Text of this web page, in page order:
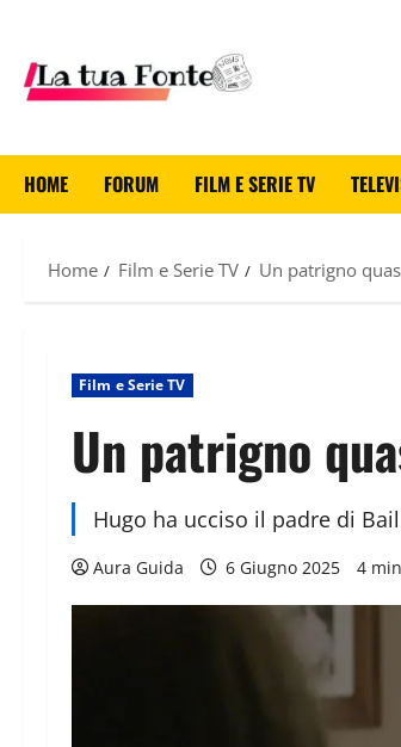
HOME FORUM FILM E SERIE TV
Home Film e Serie TV Un patrigno
Film e Serie TV
Un patrigno
Hugo ha ucciso il padre di
Aura Guida 6 Giugno 2025 4